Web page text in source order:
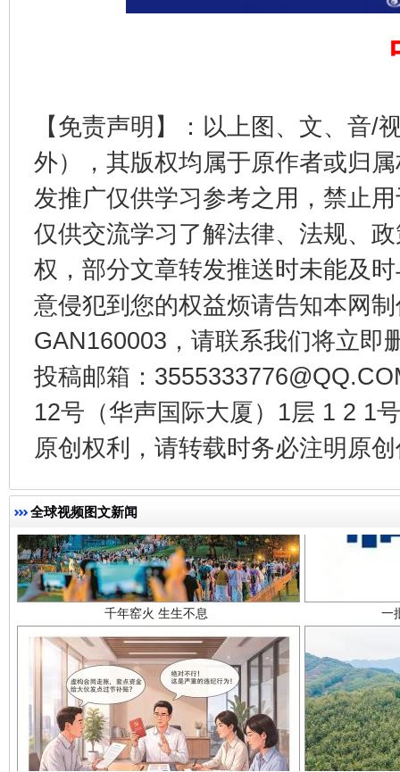
【免责声明】：以上图、文、音/
外），其版权均属于原作者或归
发推广仅供学习参考之用，禁止
仅供交流学习了解法律、法规、
权，部分文章转发推送时未能及
意侵犯到您的权益烦请告知本网
GAN160003，请联系我们将立即
投稿邮箱：
12号（华声国际大厦）1层 1 2 1
原创权利，请转载时务必注明原
全球视频图文新闻
东山县通报“牛蛙产品抗生素超标问题” 法
千年窑火 生生不息
揭开“小金库”的免责幌子